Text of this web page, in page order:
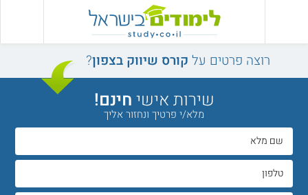
רוצה פרטים על קורס שיווק בצפון?
שירות אישיחינם!
מלא/י פרטיך ונחזור אליך